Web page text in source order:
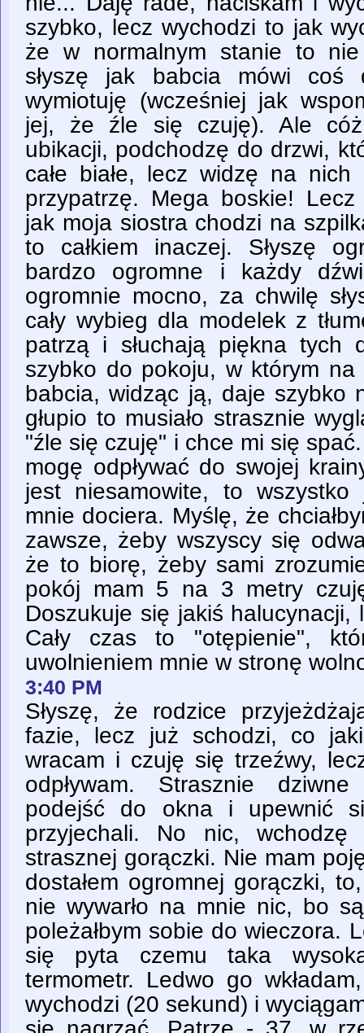
szybko, lecz wychodzi to jak
że w normalnym stanie to
słyszę jak babcia mówi coś
wymiotuję (wcześniej jak
jej, że źle się czuję). Ale
ubikacji, podchodzę do drzwi,
całe białe, lecz widzę na
przypatrzę. Mega boskie! Lecz
jak moja siostra chodzi na
to całkiem inaczej. Słyszę
bardzo ogromne i każdy
ogromnie mocno, za chwilę
cały wybieg dla modelek z
patrzą i słuchają piękna tych
szybko do pokoju, w którym na
babcia, widząc ją, daje szybko
głupio to musiało strasznie
"źle się czuję" i chce mi się
mogę odpływać do swojej
jest niesamowite, to wszystko
mnie dociera. Myślę, że
zawsze, żeby wszyscy się
że to biorę, żeby sami
pokój mam 5 na 3 metry
Doszukuje się jakiś
Cały czas to "otępienie",
uwolnieniem mnie w stronę
3:40 PM
Słyszę, że rodzice
fazie, lecz już schodzi, co
wracam i czuję się trzeźwy,
odpływam. Strasznie
podejść do okna i upewnić
przyjechali. No nic,
strasznej gorączki. Nie mam
dostałem ogromnej gorączki,
nie wywarło na mnie nic, bo
poleżałbym sobie do wieczora.
się pyta czemu taka
termometr. Ledwo go
wychodzi (20 sekund) i